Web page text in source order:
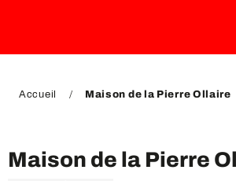
DE
Accueil Maison de la Pierre Ollaire
Maison de la Pierre